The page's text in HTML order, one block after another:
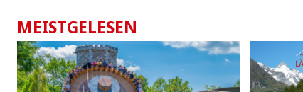
MEISTGELESEN